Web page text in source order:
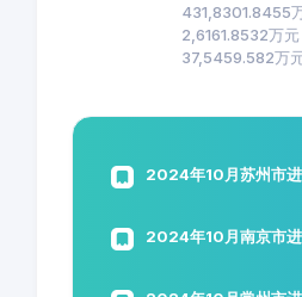
431,8301.8455
2,6161.8532万
37,5459.582万
2024年10月苏州市
2024年10月南京市